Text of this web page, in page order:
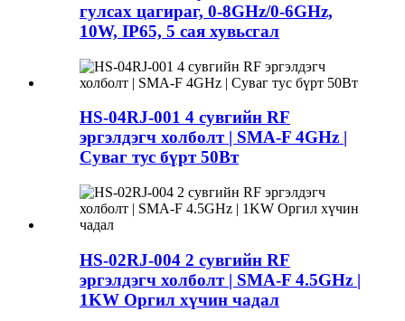
гулсах цагираг, 0-8GHz/0-6GHz,
10W, IP65, 5 сая хувьсгал
HS-04RJ-001 4 сувгийн RF
эргэлдэгч холболт | SMA-F 4GHz |
Суваг тус бүрт 50Вт
HS-02RJ-004 2 сувгийн RF
эргэлдэгч холболт | SMA-F 4.5GHz |
1KW Оргил хүчин чадал